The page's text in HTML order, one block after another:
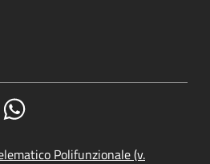
Polifunzionale (v.